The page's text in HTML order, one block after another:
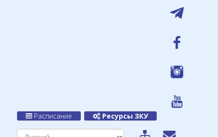
Расписание Ресурсы ЗКУ